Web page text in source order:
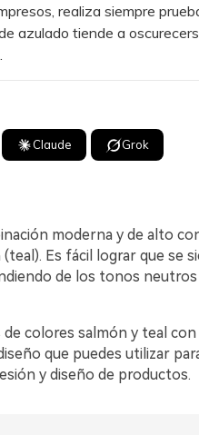
realiza siempre
azulado tiende a
Claude Grok
moderna y de alto
Es fácil lograr que se
de los tonos
colores salmón y teal con
que puedes utilizar
y diseño de productos.